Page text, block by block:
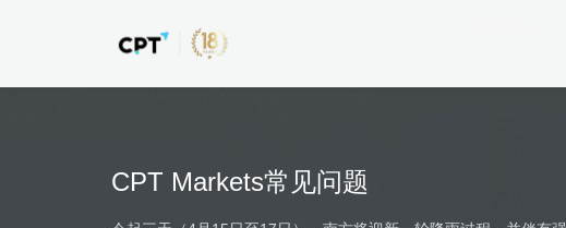
CPT Markets常见问题